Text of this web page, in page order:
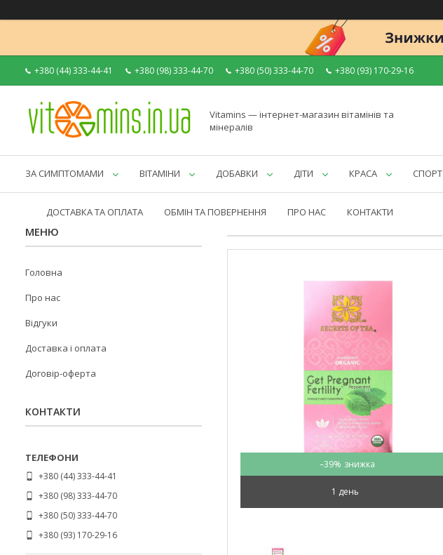
+380 (44) 333-44-41 +380 (98) 333-44-70 +380 (50) 333-44-70 +380 (93) 170-29-16
Vitamins — інтернет-магазин вітамінів та
мінералів
ЗА СИМПТОМАМИ ВІТАМІНИ ДОБАВКИ ДІТИ КРАСА СПОРТ
ДОСТАВКА ТА ОПЛАТА ОБМІН ТА ПОВЕРНЕННЯ ПРО НАС КОНТАКТИ
–39%
1 день
Головна
Про нас
Відгуки
Доставка і оплата
Договір-оферта
КОНТАКТИ
+380 (44) 333-44-41
+380 (98) 333-44-70
+380 (50) 333-44-70
+380 (93) 170-29-16